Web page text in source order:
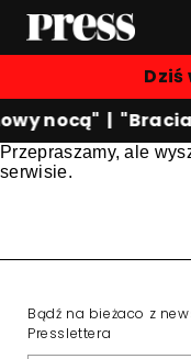
Dziś
nocą" |
Przepraszamy, ale
serwisie.
Bądź na bieżaco z
Presslettera